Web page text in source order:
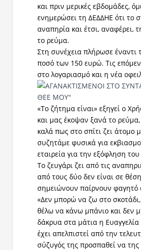
και πριν μερικές εβδομάδες,
ενημερώσει τη ΔΕΔΔΗΕ ότι το
αναπηρία και έτσι, αναφέρει,
το ρεύμα.
Στη συνέχεια πλήρωσε
ποσό των 150 ευρώ. Τις
στο λογαριασμό και η νέα
«Το ζήτημα είναι» εξηγεί ο
και μας έκοψαν ξανά το
καλά πως στο σπίτι ζει άτομο
συζητάμε φυσικά για
εταιρεία για την εξόφληση
Το ζευγάρι ζει από τις
από τους δύο δεν είναι σε
σημειώνουν παίρνουν φαγητό
«Δεν μπορώ να ζω στο
θέλω να κάνω μπάνιο και δεν
δάκρυα στα μάτια η Ευαγγελία
έχει απελπιστεί από την
σύζυγός της προσπαθεί να της